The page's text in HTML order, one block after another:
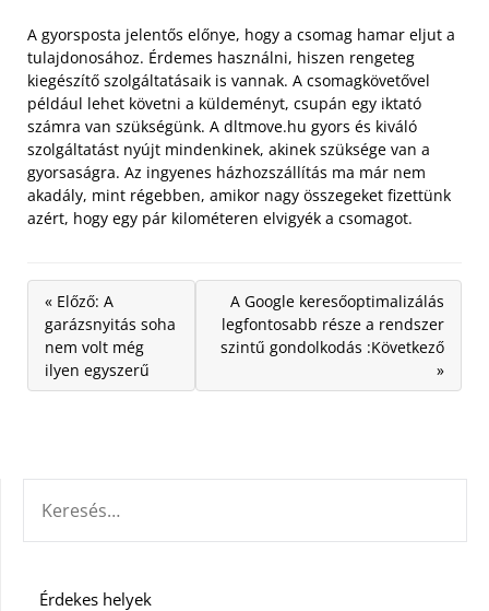
A gyorsposta jelentős előnye, hogy a csomag hamar eljut a
tulajdonosához. Érdemes használni, hiszen rengeteg
kiegészítő szolgáltatásaik is vannak. A csomagkövetővel
például lehet követni a küldeményt, csupán egy iktató
számra van szükségünk. A dltmove.hu gyors és kiváló
szolgáltatást nyújt mindenkinek, akinek szüksége van a
gyorsaságra. Az ingyenes házhozszállítás ma már nem
akadály, mint régebben, amikor nagy összegeket fizettünk
azért, hogy egy pár kilométeren elvigyék a csomagot.
« Előző: A
garázsnyitás soha
nem volt még
ilyen egyszerű
A Google keresőoptimalizálás
legfontosabb része a rendszer
szintű gondolkodás :Következő
»
Érdekes helyek